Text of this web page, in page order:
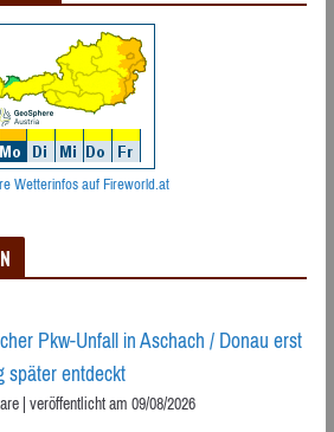
Wetterinfos auf Fireworld.at
Pkw-Unfall in Aschach / Donau erst
später entdeckt
|veröffentlicht am 09/08/2026